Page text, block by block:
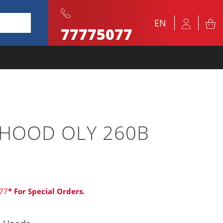
77775077
EN
OLY 260B
* For Special Orders.